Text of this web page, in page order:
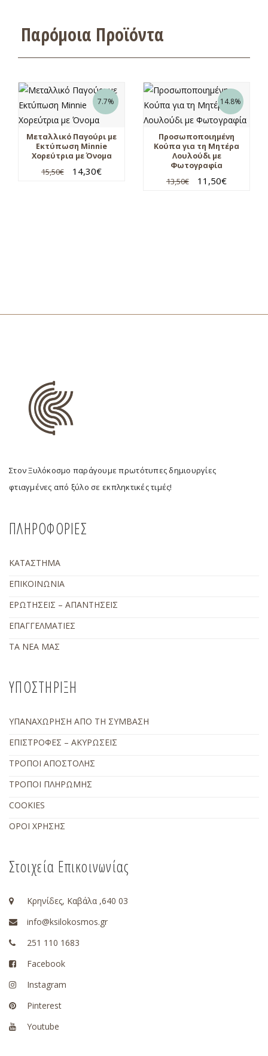
Παρόμοια Προϊόντα
7.7%
Μεταλλικό Παγούρι με
Εκτύπωση Minnie
Χορεύτρια με Όνομα
15,50€ 14,30€
14.8%
Προσωποποιημένη
Κούπα για τη Μητέρα
Λουλούδι με
Φωτογραφία
13,50€ 11,50€
Στον Ξυλόκοσμο παράγουμε πρωτότυπες δημιουργίες
φτιαγμένες από ξύλο σε εκπληκτικές τιμές!
ΠΛΗΡΟΦΟΡΙΕΣ
ΚΑΤΑΣΤΗΜΑ
ΕΠΙΚΟΙΝΩΝΙΑ
ΕΡΩΤΗΣΕΙΣ – ΑΠΑΝΤΗΣΕΙΣ
ΕΠΑΓΓΕΛΜΑΤΙΕΣ
ΤΑ ΝΕΑ ΜΑΣ
ΥΠΟΣΤΗΡΙΞΗ
ΥΠΑΝΑΧΩΡΗΣΗ ΑΠΟ ΤΗ ΣΥΜΒΑΣΗ
ΕΠΙΣΤΡΟΦΕΣ – ΑΚΥΡΩΣΕΙΣ
ΤΡΟΠΟΙ ΑΠΟΣΤΟΛΗΣ
ΤΡΟΠΟΙ ΠΛΗΡΩΜΗΣ
COOKIES
ΟΡΟΙ ΧΡΗΣΗΣ
Στοιχεία Επικοινωνίας
Κρηνίδες, Καβάλα ,640 03
info@ksilokosmos.gr
251 110 1683
Facebook
Instagram
Pinterest
Youtube